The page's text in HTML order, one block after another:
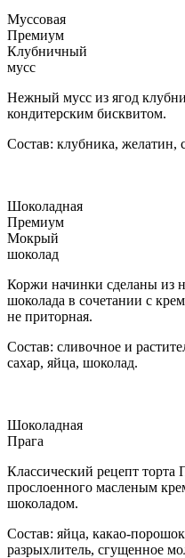
Муссовая
Премиум
Клубничный
мусс
Нежный мусс из ягод
кондитерским бисквитом.
Состав: клубника, желатин,
Шоколадная
Премиум
Мокрый
шоколад
Коржи начинки сделаны из
шоколада в сочетании с
не приторная.
Состав: сливочное и
сахар, яйца, шоколад.
Шоколадная
Прага
Классический рецепт торта
прослоенного масленым
шоколадом.
Состав: яйца, какао-
разрыхлитель, сгущенное